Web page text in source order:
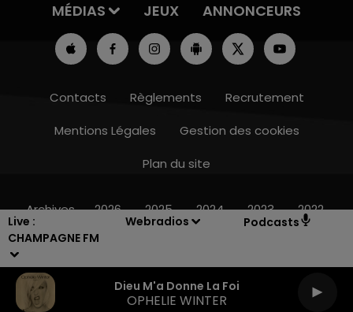
Live :
CHAMPAGNE FM
Webradios Podcasts
Dieu M'a Donne La Foi
OPHELIE WINTER
MÉDIAS
JEUX ANNONCEURS
Contacts Règlements
Recrutement
Mentions Légales
Gestion des cookies
Plan du site
Archives 2026 2025 2024 2023 2022